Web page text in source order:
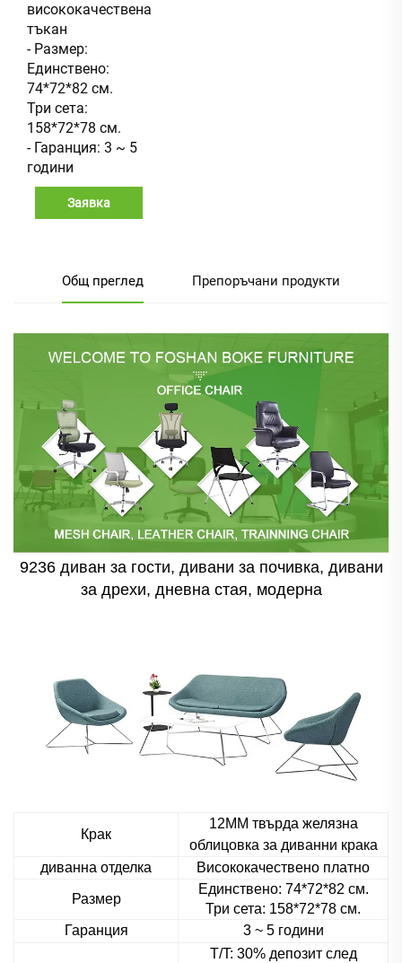
висококачествена
тъкан
- Размер:
Единствено:
74*72*82 см.
Три сета:
158*72*78 см.
- Гаранция: 3 ~ 5
години
Заявка
Общ преглед Препоръчани продукти
9236 диван за гости, дивани за почивка, дивани
за дрехи, дневна стая, модерна
Крак
12ММ твърда желязна
облицовка за диванни крака
диванна отделка
Висококачествено платно
Размер
Единствено: 74*72*82 см.
Три сета: 158*72*78 см.
Гаранция
3 ~ 5 години
T/T: 30% депозит след